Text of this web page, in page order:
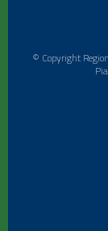
© Copyright